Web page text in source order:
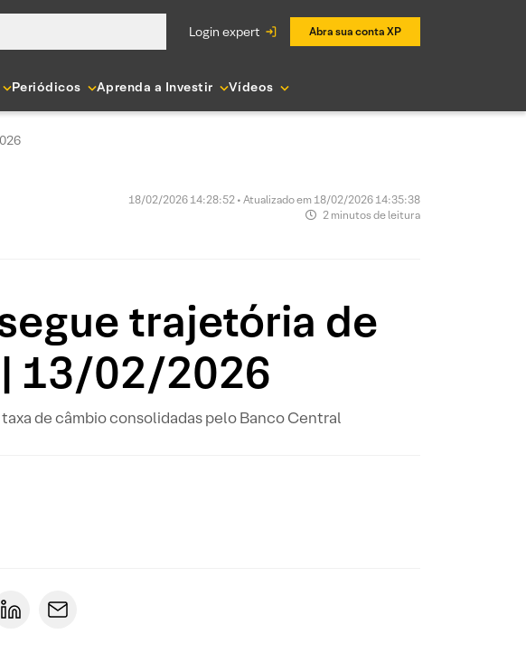
login expert Abra sua conta XP
Periódicos Aprenda a Investir Vídeos
18/02/2026 14:28:52 • Atualizado em 18/02/2026 14:35:38
2 minutos de leitura
trajetória de
| 13/02/2026
de câmbio consolidadas pelo Banco Central